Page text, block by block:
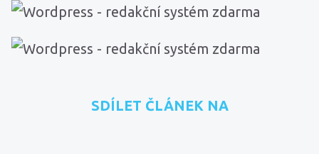
SDÍLET ČLÁNEK NA